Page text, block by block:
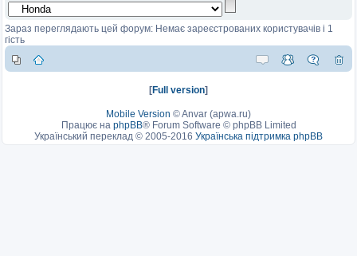
Зараз переглядають цей форум: Немає зареєстрованих користувачів і 1
гість
[Full version]
Mobile Version ©Anvar (apwa.ru)
Працює на phpBB® Forum Software © phpBB Limited
Український переклад © 2005-2016 Українська підтримка phpBB